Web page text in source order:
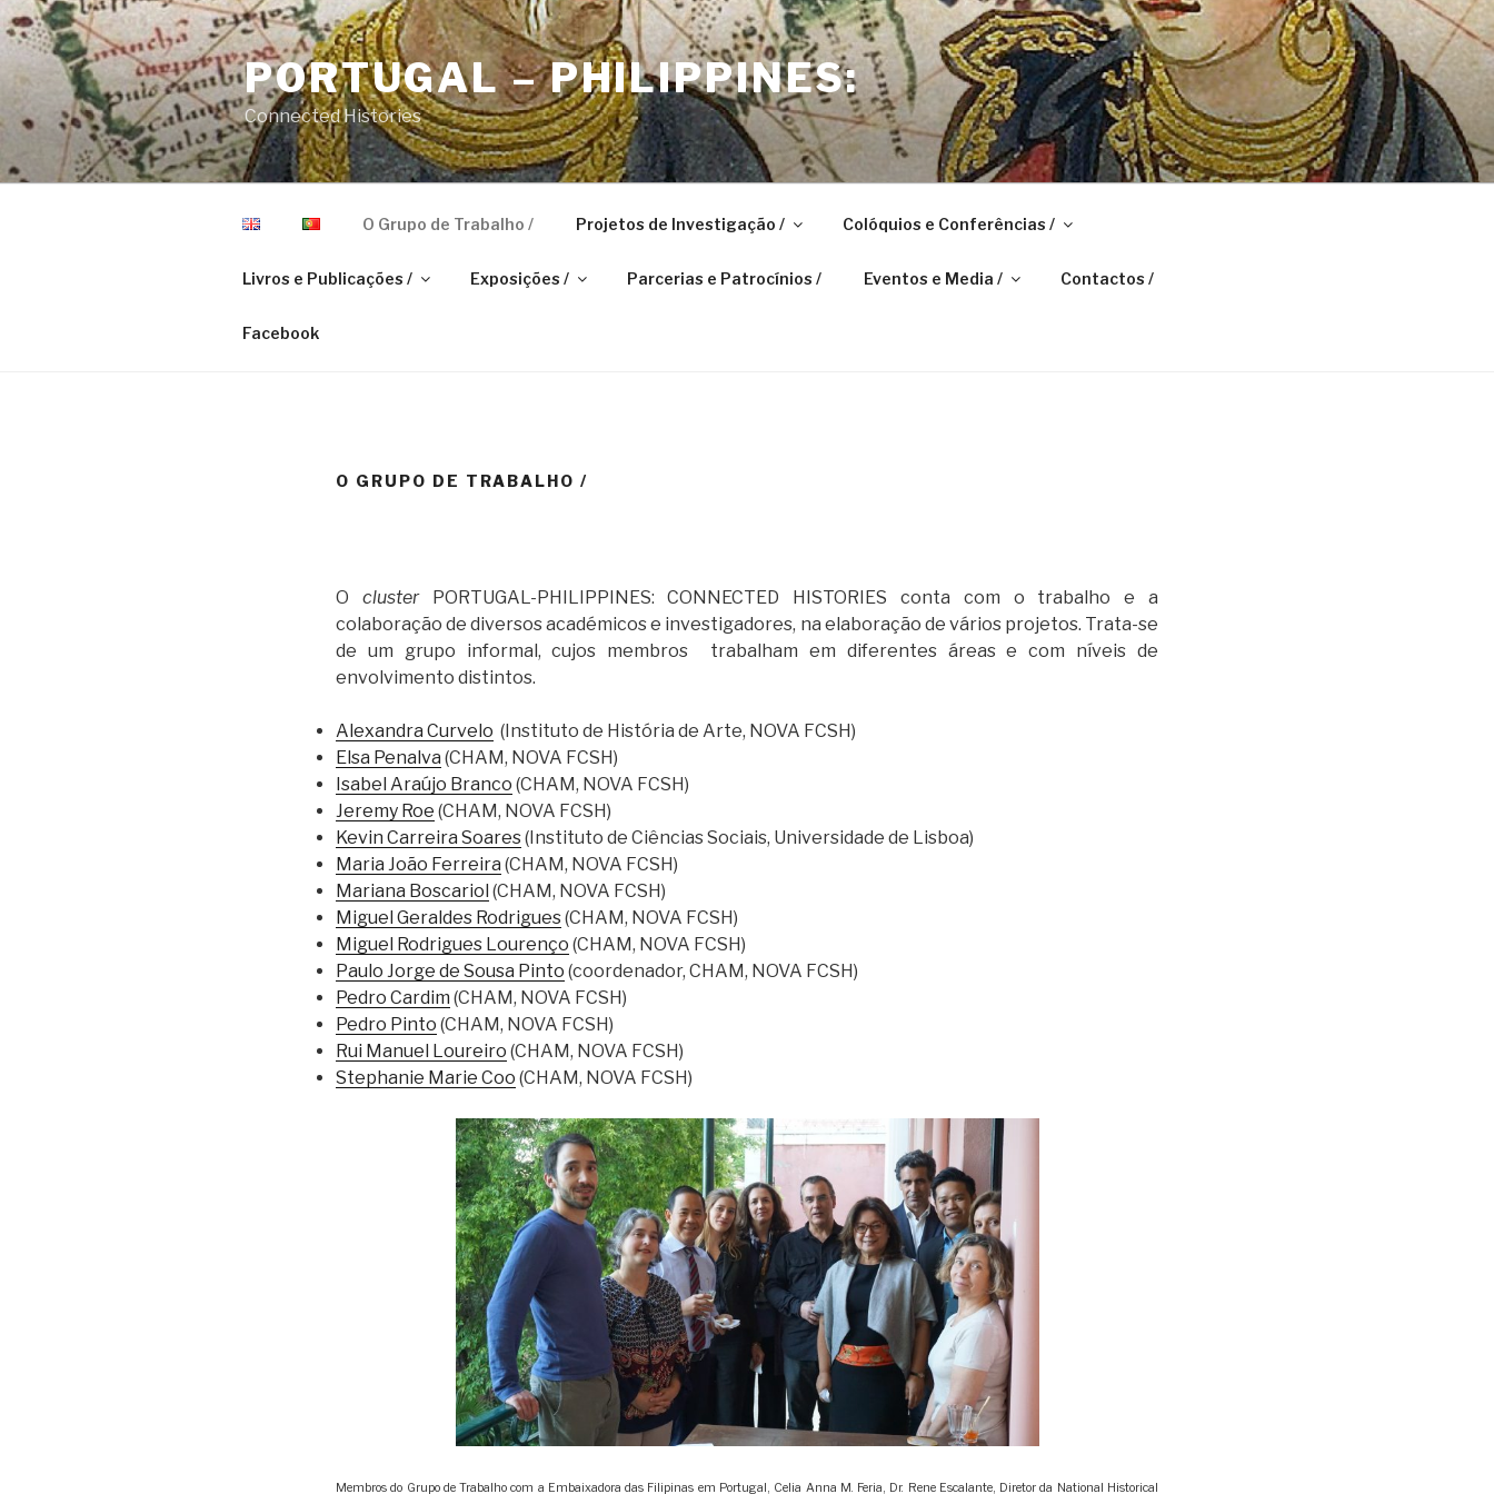
Skip
to
content
PORTUGAL – PHILIPPINES:
Connected Histories
O Grupo de Trabalho / Projetos de Investigação / Colóquios e Conferências /
Livros e Publicações / Exposições / Parcerias e Patrocínios / Eventos e Media / Contactos /
Facebook
O GRUPO DE TRABALHO /
O cluster PORTUGAL-PHILIPPINES: CONNECTED HISTORIES conta com o trabalho e a
colaboração de diversos académicos e investigadores, na elaboração de vários projetos. Trata-se
de um grupo informal, cujos membros trabalham em diferentes áreas e com níveis de
envolvimento distintos.
Alexandra Curvelo (Instituto de História de Arte, NOVA FCSH)
Elsa Penalva (CHAM, NOVA FCSH)
Isabel Araújo Branco (CHAM, NOVA FCSH)
Jeremy Roe (CHAM, NOVA FCSH)
Kevin Carreira Soares(Instituto de Ciências Sociais, Universidade de Lisboa)
Maria João Ferreira (CHAM, NOVA FCSH)
Mariana Boscariol (CHAM, NOVA FCSH)
Miguel Geraldes Rodrigues(CHAM, NOVA FCSH)
Miguel Rodrigues Lourenço (CHAM, NOVA FCSH)
Paulo Jorge de Sousa Pinto (coordenador, CHAM, NOVA FCSH)
Pedro Cardim (CHAM, NOVA FCSH)
Pedro Pinto (CHAM, NOVA FCSH)
Rui Manuel Loureiro (CHAM, NOVA FCSH)
Stephanie Marie Coo (CHAM, NOVA FCSH)
Membros do Grupo de Trabalho com a Embaixadora das Filipinas em Portugal, Celia Anna M. Feria, Dr. Rene Escalante, Diretor da National Historical